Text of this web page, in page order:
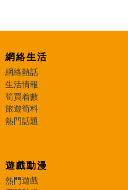
網絡生活
網絡熱話
生活情報
筍買着數
旅遊筍料
熱門話題
遊戲動漫
熱門遊戲